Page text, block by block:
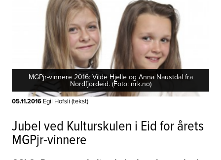
MGPjr-vinnere 2016: Vilde Hjelle og Anna Naustdal fra
Nordfjordeid. (Foto: nrk.no)
05.11.2016 Egil Hofsli (tekst)
Jubel ved Kulturskulen i Eid for årets
MGPjr-vinnere